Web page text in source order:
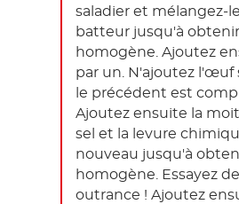
saladier et mélangez-
batteur jusqu'à
homogène. Ajoutez
par un. N'ajoutez l'œuf
le précédent est
Ajoutez ensuite la
sel et la levure
nouveau jusqu'à
homogène. Essayez
outrance ! Ajoutez